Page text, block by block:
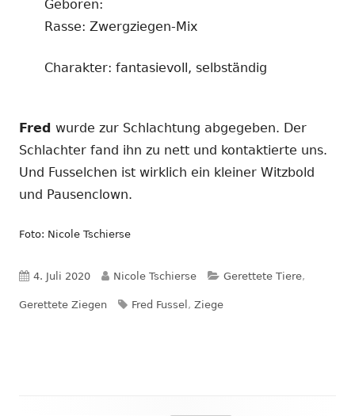
Geboren:
Rasse: Zwergziegen-Mix
Charakter: fantasievoll, selbständig
Fred wurde zur Schlachtung abgegeben. Der
Schlachter fand ihn zu nett und kontaktierte uns.
Und Fusselchen ist wirklich ein kleiner Witzbold
und Pausenclown.
Foto: Nicole Tschierse
Veröffentlicht
am
4. Juli 2020 Autor
Nicole Tschierse Kategorien
Gerettete Tiere,
Gerettete Ziegen Schlagwörter
Fred Fussel , Ziege